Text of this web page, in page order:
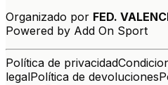
Organizado por FED.
Powered by Add On Sport
Política de privacidad
legalPolítica de devoluciones